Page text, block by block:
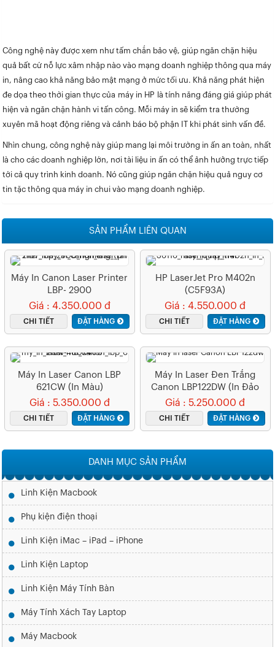
Công nghệ này được xem như tấm chắn bảo vệ, giúp ngăn chặn hiệu
quả bất cứ nỗ lực xâm nhập nào vào mạng doanh nghiệp thông qua máy
in, nâng cao khả năng bảo mật mạng ở mức tối ưu. Khả năng phát hiện
đe dọa theo thời gian thực của máy in HP là tính năng đáng giá giúp phát
hiện và ngăn chặn hành vi tấn công. Mỗi máy in sẽ kiểm tra thường
xuyên mã hoạt động riêng và cảnh báo bộ phận IT khi phát sinh vấn đề.
Nhìn chung, công nghệ này giúp mang lại môi trường in ấn an toàn, nhất
là cho các doanh nghiệp lớn, nơi tài liệu in ấn có thể ảnh hưởng trực tiếp
tới cả quy trình kinh doanh. Nó cũng giúp ngăn chặn hiệu quả nguy cơ
tin tặc thông qua máy in chui vào mạng doanh nghiệp.
SẢN PHẨM LIÊN QUAN
Máy In Canon Laser Printer
LBP- 2900
Giá : 4.350.000 đ
CHI TIẾT ĐẶT HÀNG
HP LaserJet Pro M402n
(C5F93A)
Giá : 4.550.000 đ
CHI TIẾT ĐẶT HÀNG
Máy In Laser Canon LBP
621CW (In Màu)
Giá : 5.350.000 đ
CHI TIẾT ĐẶT HÀNG
Máy In Laser Đen Trắng
Canon LBP122DW (In Đảo
Mặt| A4| A5| USB| LAN|
WIFI)
Giá : 5.250.000 đ
CHI TIẾT ĐẶT HÀNG
DANH MỤC SẢN PHẨM
Linh Kiện Macbook
Phụ kiện điện thoại
Linh Kiện iMac – iPad – iPhone
Linh Kiện Laptop
Linh Kiện Máy Tính Bàn
Máy Tính Xách Tay Laptop
Máy Macbook